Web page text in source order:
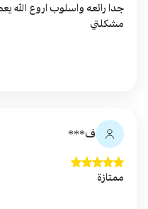
جدا رائعه واسلوب اروع الله
مشكلتي
ف***
ممتازة